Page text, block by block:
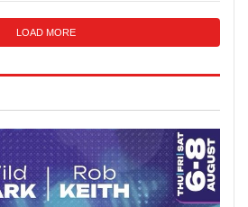
LOAD MORE